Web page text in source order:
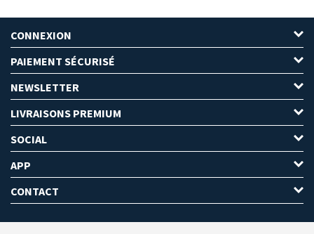
CONNEXION
PAIEMENT SÉCURISÉ
NEWSLETTER
LIVRAISONS PREMIUM
SOCIAL
APP
CONTACT